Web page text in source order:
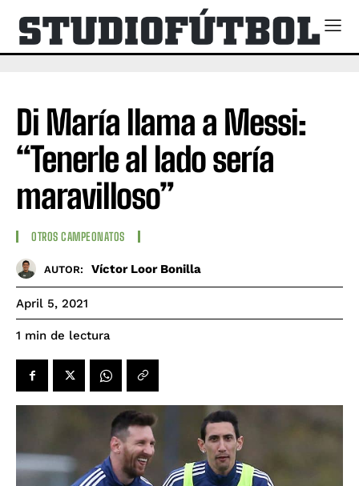
Di María llama a Messi:
“Tenerle al lado sería
maravilloso”
OTROS CAMPEONATOS
AUTOR: Víctor Loor Bonilla
April 5, 2021
1 min de lectura